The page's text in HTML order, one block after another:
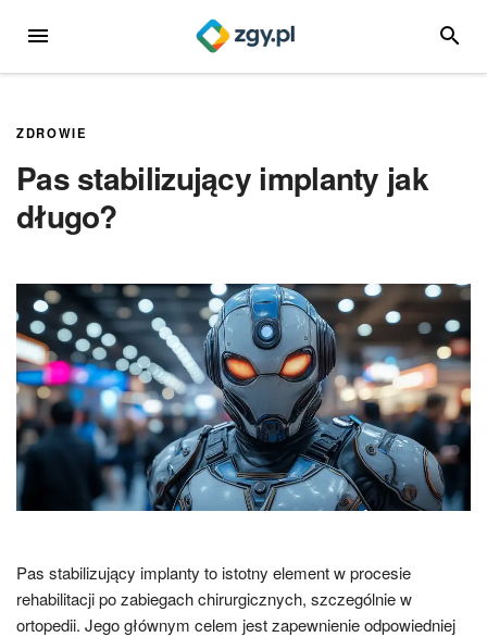
MENU
ZDROWIE
Pas stabilizujący implanty jak
długo?
Pas stabilizujący implanty to istotny element w procesie
rehabilitacji po zabiegach chirurgicznych, szczególnie w
ortopedii. Jego głównym celem jest zapewnienie odpowiedniej